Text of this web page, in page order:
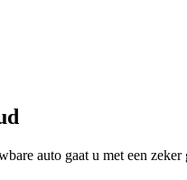
auto gaat u met een